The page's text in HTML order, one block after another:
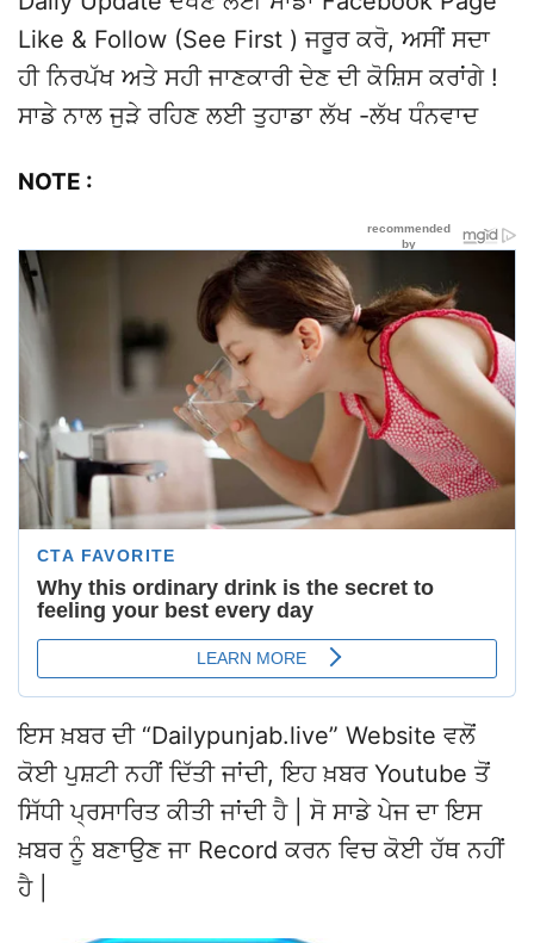
Like & Follow (See First ) ਜਰੂਰ ਕਰੋ, ਅਸੀਂ ਸਦਾ
ਹੀ ਨਿਰਪੱਖ ਅਤੇ ਸਹੀ ਜਾਣਕਾਰੀ ਦੇਣ ਦੀ ਕੋਸ਼ਿਸ ਕਰਾਂਗੇ !
ਸਾਡੇ ਨਾਲ ਜੁੜੇ ਰਹਿਣ ਲਈ ਤੁਹਾਡਾ ਲੱਖ -ਲੱਖ ਧੰਨਵਾਦ
NOTE :
ਇਸ ਖ਼ਬਰ ਦੀ “Dailypunjab.live” Website ਵਲੋਂ
ਕੋਈ ਪੁਸ਼ਟੀ ਨਹੀਂ ਦਿੱਤੀ ਜਾਂਦੀ, ਇਹ ਖ਼ਬਰ Youtube ਤੋਂ
ਸਿੱਧੀ ਪ੍ਰਸਾਰਿਤ ਕੀਤੀ ਜਾਂਦੀ ਹੈ | ਸੋ ਸਾਡੇ ਪੇਜ ਦਾ ਇਸ
ਖ਼ਬਰ ਨੂੰ ਬਣਾਉਣ ਜਾ Record ਕਰਨ ਵਿਚ ਕੋਈ ਹੱਥ ਨਹੀਂ
ਹੈ |